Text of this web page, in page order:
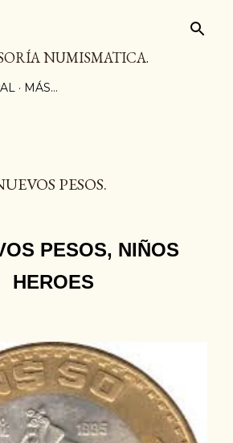
NUMISMATICA.
MÁS…
PESOS.
PESOS, NIÑOS
HEROES